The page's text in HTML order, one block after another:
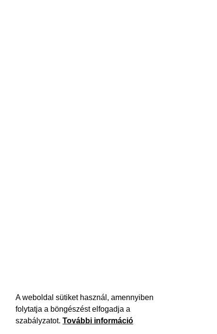
A weboldal sütiket használ, amennyiben
folytatja a böngészést elfogadja a
szabályzatot. További információ